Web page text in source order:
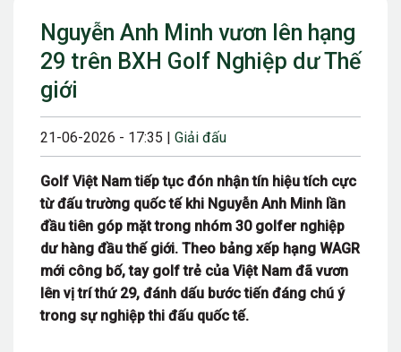
Nguyễn Anh Minh vươn lên hạng
29 trên BXH Golf Nghiệp dư Thế
giới
21-06-2026 - 17:35 | Giải đấu
Golf Việt Nam tiếp tục đón nhận tín hiệu tích cực
từ đấu trường quốc tế khi Nguyễn Anh Minh lần
đầu tiên góp mặt trong nhóm 30 golfer nghiệp
dư hàng đầu thế giới. Theo bảng xếp hạng WAGR
mới công bố, tay golf trẻ của Việt Nam đã vươn
lên vị trí thứ 29, đánh dấu bước tiến đáng chú ý
trong sự nghiệp thi đấu quốc tế.